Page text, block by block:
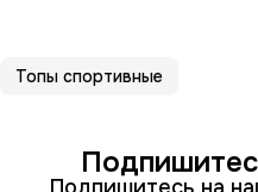
Топы спортивные
Подпишитесь на